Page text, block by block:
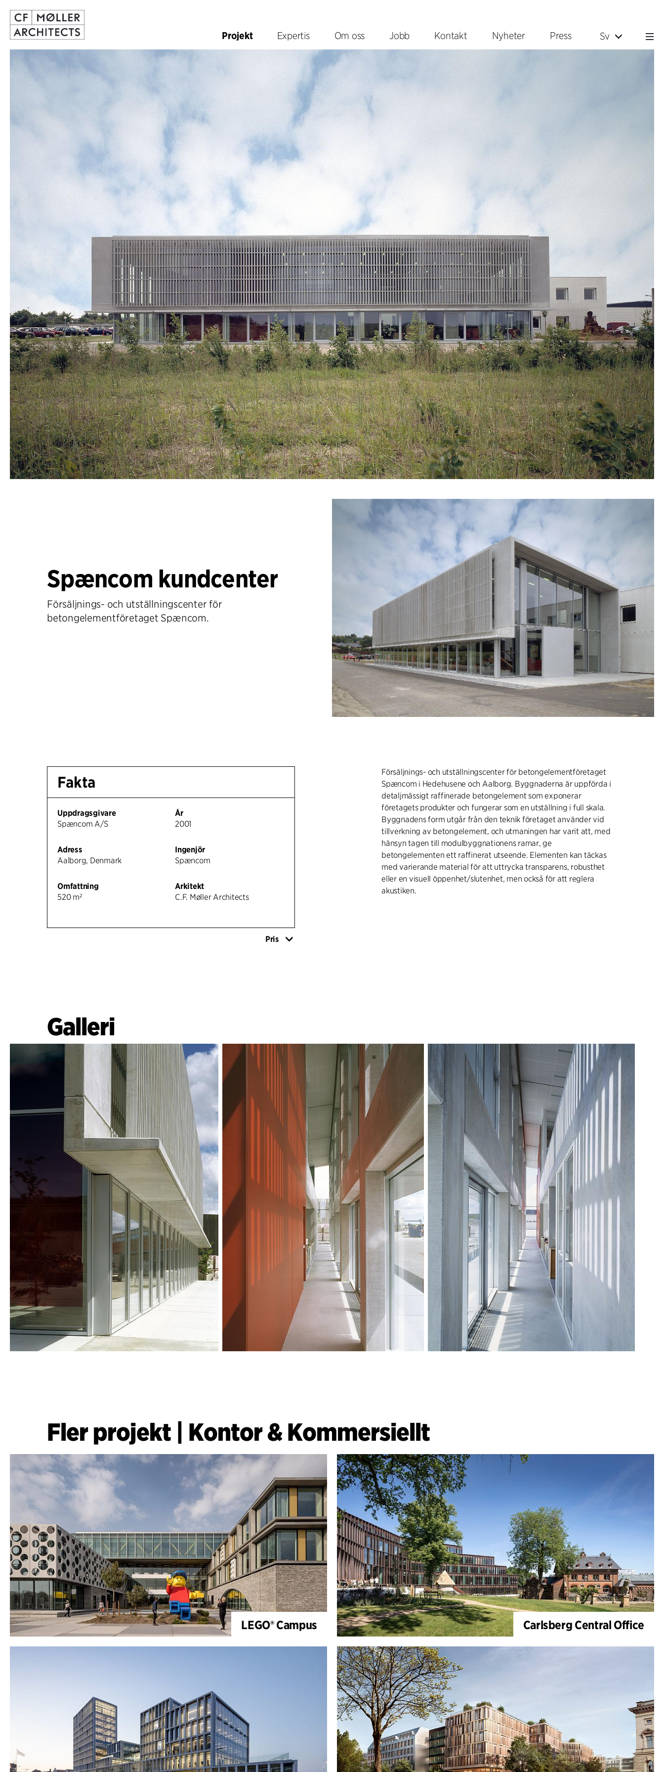
Projekt Expertis Om oss Jobb Kontakt Nyheter Press Sv
Spæncom kundcenter
Försäljnings- och utställningscenter för
betongelementföretaget Spæncom.
Fakta
Uppdragsgivare
Spæncom A/S
Adress
Aalborg, Denmark
Omfattning
520 m²
År
2001
Ingenjör
Spæncom
Arkitekt
C.F. Møller Architects
Pris
Försäljnings- och utställningscenter för betongelementföretaget
Spæncom i Hedehusene och Aalborg. Byggnaderna är uppförda i
detaljmässigt raffinerade betongelement som exponerar
företagets produkter och fungerar som en utställning i full skala.
Byggnadens form utgår från den teknik företaget använder vid
tillverkning av betongelement, och utmaningen har varit att, med
hänsyn tagen till modulbyggnationens ramar, ge
betongelementen ett raffinerat utseende. Elementen kan täckas
med varierande material för att uttrycka transparens, robusthet
eller en visuell öppenhet/slutenhet, men också för att reglera
akustiken.
Galleri
Fler projekt Kontor & Kommersiellt
LEGO® Campus Carlsberg Central Office